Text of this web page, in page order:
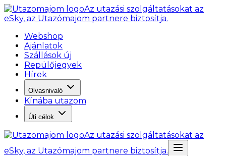
Az utazási szolgáltatásokat az
eSky, az Utazómajom partnere biztosítja.
Webshop
Ajánlatok
Szállások új
Repülőjegyek
Hírek
Olvasnivaló
Kínába utazom
Úti célok
Az utazási szolgáltatásokat az
eSky, az Utazómajom partnere biztosítja.